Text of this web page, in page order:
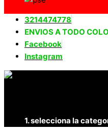
3214474778
ENVIOS A TODO
Facebook
Instagram
1. selecciona la